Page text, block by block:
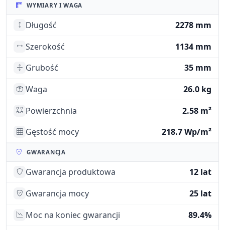
WYMIARY I WAGA
Długość
2278 mm
Szerokość
1134 mm
Grubość
35 mm
Waga
26.0 kg
Powierzchnia
2.58 m²
Gęstość mocy
218.7 Wp/m²
GWARANCJA
Gwarancja produktowa
12 lat
Gwarancja mocy
25 lat
Moc na koniec gwarancji
89.4%